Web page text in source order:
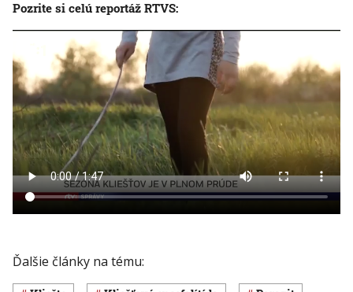
Pozrite si celú reportáž RTVS:
Ďalšie články na tému: